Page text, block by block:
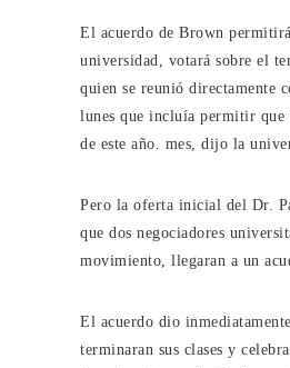
El acuerdo de Brown
universidad, votará sobre el
quien se reunió directamente
lunes que incluía permitir que
de este año. mes, dijo la
Pero la oferta inicial del Dr.
que dos negociadores
movimiento, llegaran a un
El acuerdo dio
terminaran sus clases y